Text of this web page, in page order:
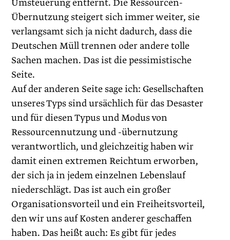
Umsteuerung entfernt. Die Ressourcen-
Übernutzung steigert sich immer weiter, sie
verlangsamt sich ja nicht dadurch, dass die
Deutschen Müll trennen oder andere tolle
Sachen machen. Das ist die pessimistische
Seite.
Auf der anderen Seite sage ich: Gesellschaften
unseres Typs sind ursächlich für das Desaster
und für diesen Typus und Modus von
Ressourcennutzung und -übernutzung
verantwortlich, und gleichzeitig haben wir
damit einen extremen Reichtum erworben,
der sich ja in jedem einzelnen Lebenslauf
niederschlägt. Das ist auch ein großer
Organisationsvorteil und ein Freiheitsvorteil,
den wir uns auf Kosten anderer geschaffen
haben. Das heißt auch: Es gibt für jedes